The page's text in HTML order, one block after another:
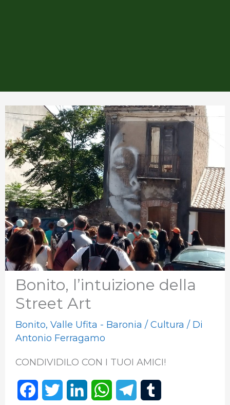
Bonito, l’intuizione della
Street Art
Bonito, Valle Ufita - Baronia / Cultura / Di
Antonio Ferragamo
CONDIVIDILO CON I TUOI AMICI!
W